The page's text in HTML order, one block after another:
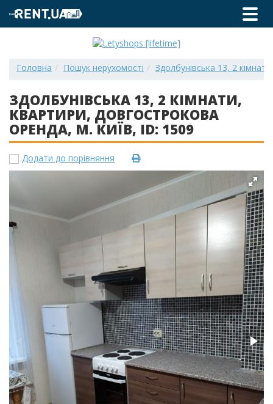
Головна Пошук нерухомості Здолбунівська 13, 2
ЗДОЛБУНІВСЬКА 13, 2 КІМНАТИ,
КВАРТИРИ, ДОВГОСТРОКОВА
ОРЕНДА, М. КИЇВ, ID: 1509
Додати до порівняння